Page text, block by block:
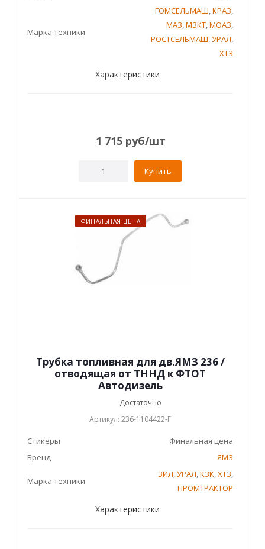
Марка техники
ГОМСЕЛЬМАШ,КРАЗ,
МАЗ,МЗКТ,МОАЗ,
РОСТСЕЛЬМАШ,УРАЛ,
ХТЗ
Характеристики
1 715руб/шт
Купить
ФИНАЛЬНАЯ ЦЕНА
Трубка топливная для дв.ЯМЗ 236 /
отводящая от ТННД к ФТОТ
Автодизель
Достаточно
Артикул: 236-1104422-Г
Стикеры
Финальная цена
Бренд
ЯМЗ
Марка техники
ЗИЛ,УРАЛ,КЗК,ХТЗ,
ПРОМТРАКТОР
Характеристики